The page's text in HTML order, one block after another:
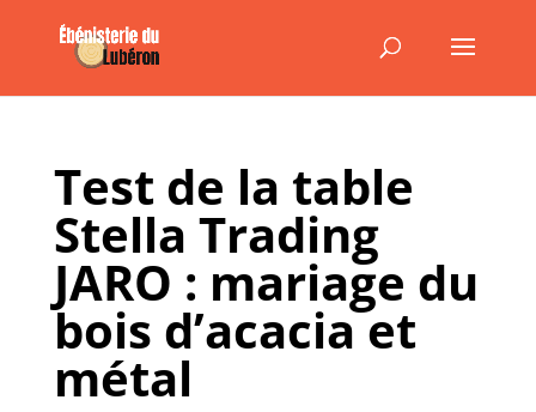
Test de la table
Stella Trading
JARO : mariage du
bois d’acacia et
métal